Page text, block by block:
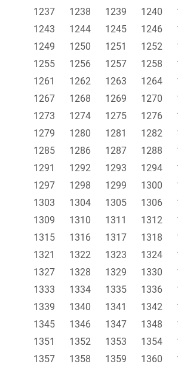
1237
1238 1239 1240
1243
1244 1245 1246
1249
1250 1251 1252
1255
1256 1257 1258
1261
1262 1263 1264
1267
1268 1269 1270
1273
1274 1275 1276
1279
1280 1281 1282
1285
1286 1287 1288
1291
1292 1293 1294
1297
1298 1299 1300
1303
1304 1305 1306
1309
1310 1311 1312
1315
1316 1317 1318
1321
1322 1323 1324
1327
1328 1329 1330
1333
1334 1335 1336
1339
1340 1341 1342
1345
1346 1347 1348
1351
1352 1353 1354
1357
1358 1359 1360